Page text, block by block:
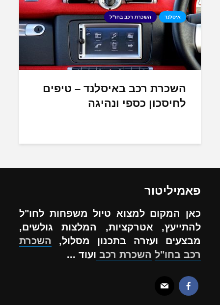
איסלנד השכרת רכב בחו"ל
השכרת רכב באיסלנד – טיפים
לחיסכון כספי ונהיגה
פאמיליטור
כאן המקום למצוא טיול משפחות לחו"ל
להתייעץ, אטרקציות, המלצות גולשים,
מבצעים ועזרה בתכנון מסלול, השכרת
רכב בחו"ל השכרת רכב ועוד ...